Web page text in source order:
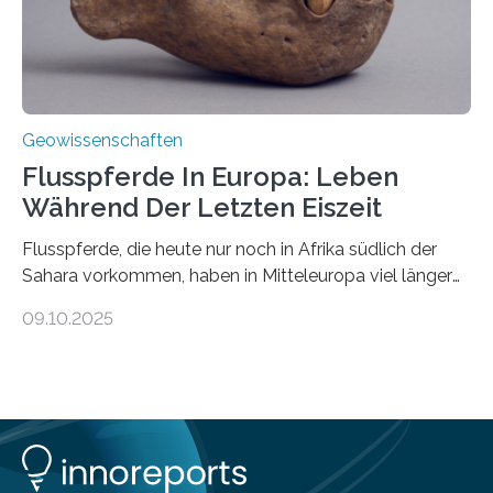
Geowissenschaften
Flusspferde In Europa: Leben
Während Der Letzten Eiszeit
Flusspferde, die heute nur noch in Afrika südlich der
Sahara vorkommen, haben in Mitteleuropa viel länger
Knochenfunden zeigen, dass Flusspferde noch vor
Universität Potsdam und die Reiss-Engelhorn-Museen
Mannheim mit dem Curt-Engelhorn-Zentrum
Archäometrie hat dazu eine Studie im Fachjournal
09.10.2025